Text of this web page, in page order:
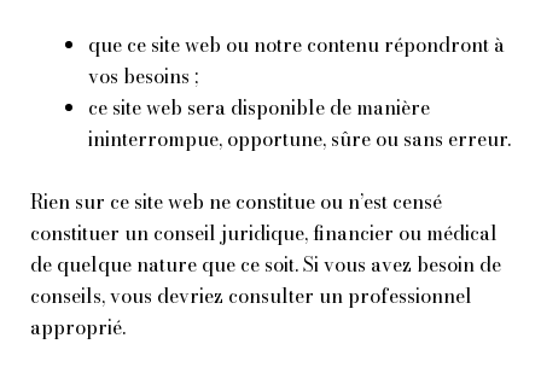
que ce site web ou notre contenu répondront à
vos besoins ;
ce site web sera disponible de manière
ininterrompue, opportune, sûre ou sans erreur.
Rien sur ce site web ne constitue ou n’est censé
constituer un conseil juridique, financier ou médical
de quelque nature que ce soit. Si vous avez besoin de
conseils, vous devriez consulter un professionnel
approprié.